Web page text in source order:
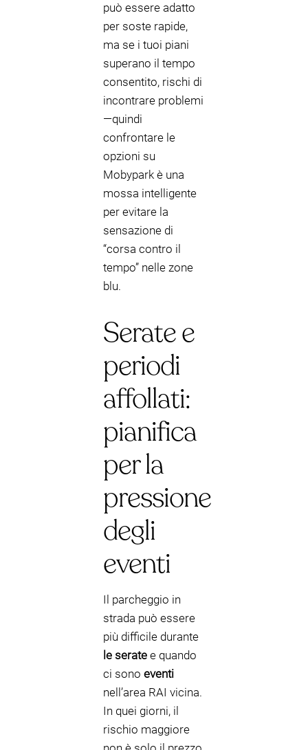
può essere adatto
per soste rapide,
ma se i tuoi piani
superano il tempo
consentito, rischi di
incontrare problemi
—quindi
confrontare le
opzioni su
Mobypark è una
mossa intelligente
per evitare la
sensazione di
“corsa contro il
tempo” nelle zone
blu.
Serate e
periodi
affollati:
pianifica
per la
pressione
degli
eventi
Il parcheggio in
strada può essere
più difficile durante
le serate e quando
ci sono eventi
nell’area RAI vicina.
In quei giorni, il
rischio maggiore